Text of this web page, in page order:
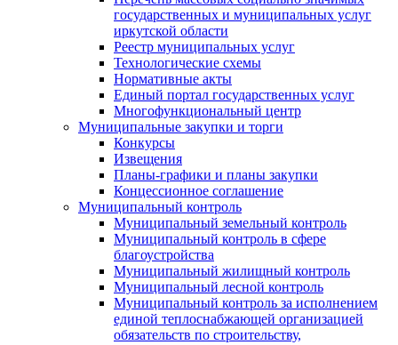
государственных и муниципальных услуг
иркутской области
Реестр муниципальных услуг
Технологические схемы
Нормативные акты
Единый портал государственных услуг
Многофункциональный центр
Муниципальные закупки и торги
Конкурсы
Извещения
Планы-графики и планы закупки
Концессионное соглашение
Муниципальный контроль
Муниципальный земельный контроль
Муниципальный контроль в сфере
благоустройства
Муниципальный жилищный контроль
Муниципальный лесной контроль
Муниципальный контроль за исполнением
единой теплоснабжающей организацией
обязательств по строительству,